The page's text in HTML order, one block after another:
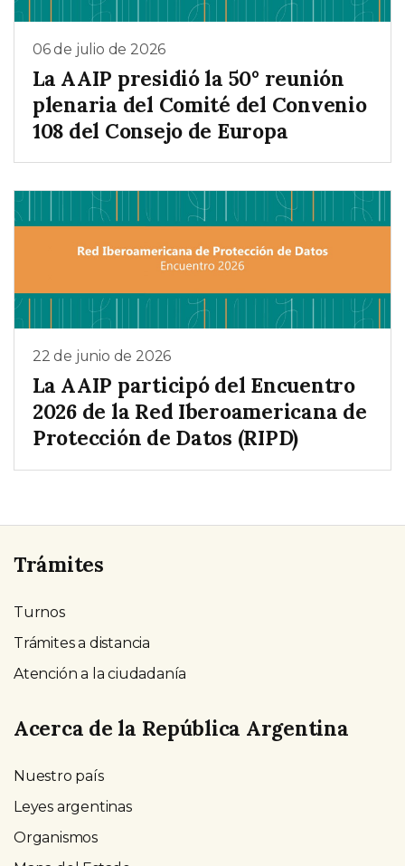
06 de julio de 2026
La AAIP presidió la 50° reunión
plenaria del Comité del Convenio
108 del Consejo de Europa
22 de junio de 2026
La AAIP participó del Encuentro
2026 de la Red Iberoamericana de
Protección de Datos (RIPD)
Trámites
Turnos
Trámites a distancia
Atención a la ciudadanía
Acerca de la República Argentina
Nuestro país
Leyes argentinas
Organismos